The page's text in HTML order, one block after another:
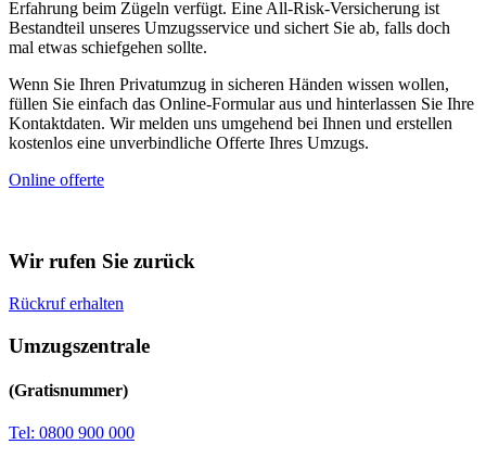
Erfahrung beim Zügeln verfügt. Eine All-Risk-Versicherung ist
Bestandteil unseres Umzugsservice und sichert Sie ab, falls doch
mal etwas schiefgehen sollte.
Wenn Sie Ihren Privatumzug in sicheren Händen wissen wollen,
füllen Sie einfach das Online-Formular aus und hinterlassen Sie Ihre
Kontaktdaten. Wir melden uns umgehend bei Ihnen und erstellen
kostenlos eine unverbindliche Offerte Ihres Umzugs.
Online offerte
Wir rufen Sie zurück
Rückruf erhalten
Umzugszentrale
(Gratisnummer)
Tel: 0800 900 000